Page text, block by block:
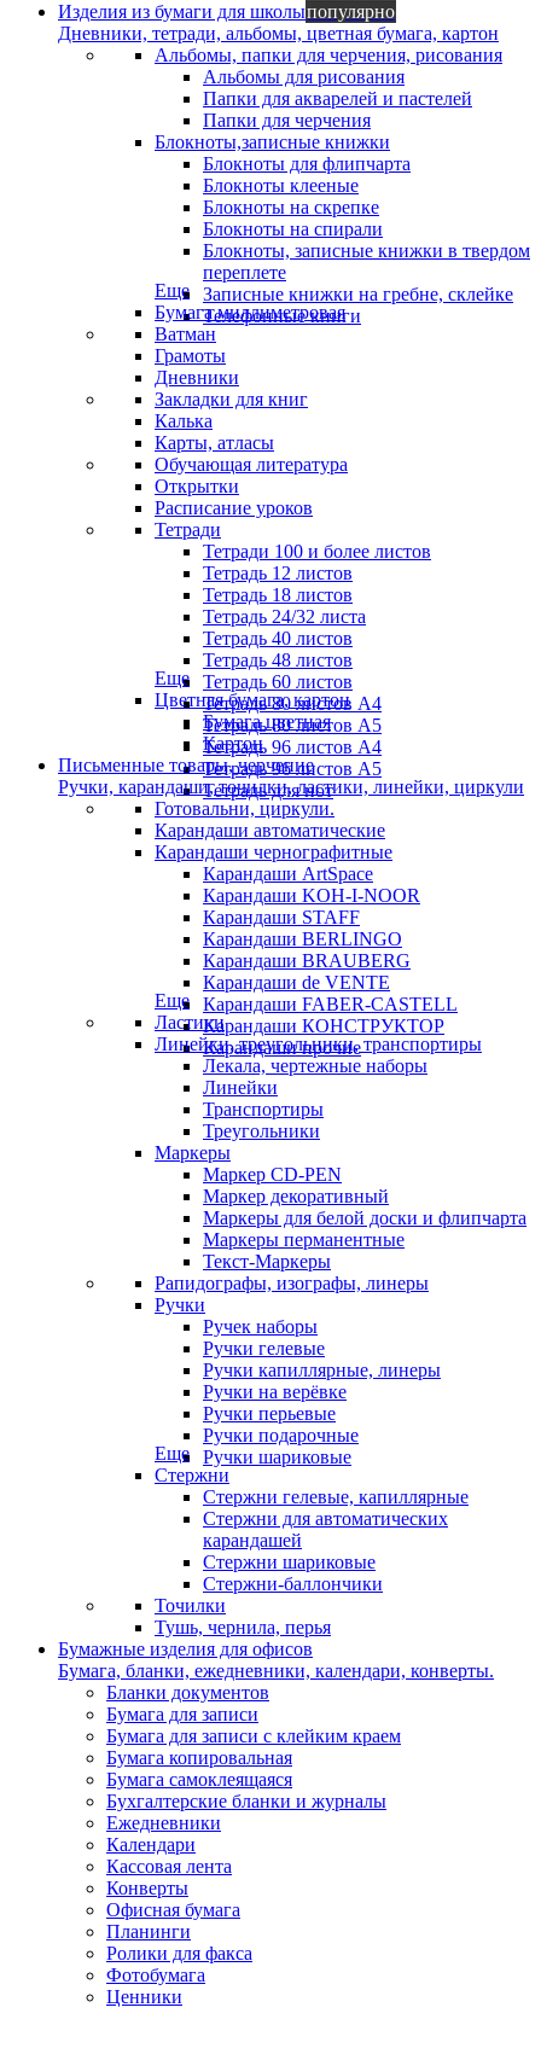
Изделия из бумаги для школыпопулярно
Дневники, тетради, альбомы, цветная бумага, картон
Альбомы, папки для черчения, рисования
Альбомы для рисования
Папки для акварелей и пастелей
Папки для черчения
Блокноты,записные книжки
Блокноты для флипчарта
Блокноты клееные
Блокноты на скрепке
Блокноты на спирали
Блокноты, записные книжки в твердом
переплете
Записные книжки на гребне, склейке
Телефонные книги
Еще
Бумага миллиметровая
Ватман
Грамоты
Дневники
Закладки для книг
Калька
Карты, атласы
Обучающая литература
Открытки
Расписание уроков
Тетради
Тетради 100 и более листов
Тетрадь 12 листов
Тетрадь 18 листов
Тетрадь 24/32 листа
Тетрадь 40 листов
Тетрадь 48 листов
Тетрадь 60 листов
Тетрадь 80 листов А4
Тетрадь 80 листов А5
Тетрадь 96 листов А4
Тетрадь 96 листов А5
Тетрадь для нот
Еще
Цветная бумага, картон
Бумага цветная
Картон
Письменные товары, черчение
Ручки, карандаши, точилки, ластики, линейки, циркули
Готовальни, циркули.
Карандаши автоматические
Карандаши чернографитные
Карандаши ArtSpace
Карандаши KOH-I-NOOR
Карандаши STAFF
Карандаши BERLINGO
Карандаши BRAUBERG
Карандаши de VENTE
Карандаши FABER-CASTELL
Карандаши КОНСТРУКТОР
Карандаши прочие
Еще
Ластики
Линейки, треугольники, транспортиры
Лекала, чертежные наборы
Линейки
Транспортиры
Треугольники
Маркеры
Маркер CD-PEN
Маркер декоративный
Маркеры для белой доски и флипчарта
Маркеры перманентные
Текст-Маркеры
Рапидографы, изографы, линеры
Ручки
Ручек наборы
Ручки гелевые
Ручки капиллярные, линеры
Ручки на верёвке
Ручки перьевые
Ручки подарочные
Ручки шариковые
Еще
Стержни
Стержни гелевые, капиллярные
Стержни для автоматических
карандашей
Стержни шариковые
Стержни-баллончики
Точилки
Тушь, чернила, перья
Бумажные изделия для офисов
Бумага, бланки, ежедневники, календари, конверты.
Бланки документов
Бумага для записи
Бумага для записи с клейким краем
Бумага копировальная
Бумага самоклеящаяся
Бухгалтерские бланки и журналы
Ежедневники
Календари
Кассовая лента
Конверты
Офисная бумага
Планинги
Ролики для факса
Фотобумага
Ценники